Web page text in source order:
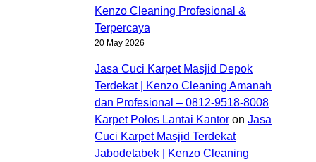
Kenzo Cleaning Profesional &
Terpercaya
20 May 2026
Jasa Cuci Karpet Masjid Depok
Terdekat | Kenzo Cleaning Amanah
dan Profesional – 0812-9518-8008
Karpet Polos Lantai Kantor on Jasa
Cuci Karpet Masjid Terdekat
Jabodetabek | Kenzo Cleaning